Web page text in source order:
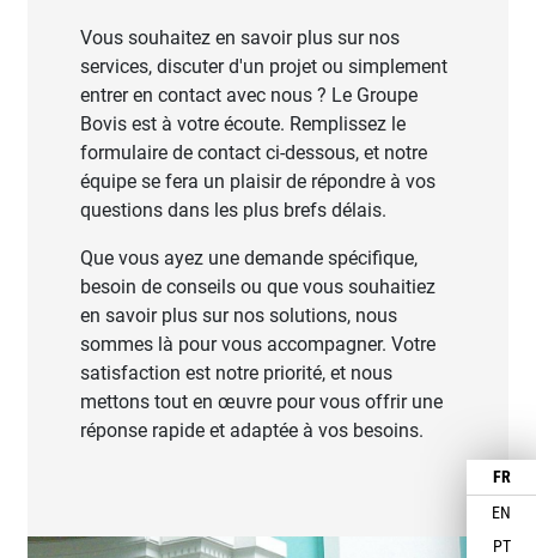
FR
EN
PT
Vous souhaitez en savoir plus sur nos
services, discuter d'un projet ou simplement
entrer en contact avec nous ? Le Groupe
Bovis est à votre écoute. Remplissez le
formulaire de contact ci-dessous, et notre
équipe se fera un plaisir de répondre à vos
questions dans les plus brefs délais.
Que vous ayez une demande spécifique,
besoin de conseils ou que vous souhaitiez
en savoir plus sur nos solutions, nous
sommes là pour vous accompagner. Votre
satisfaction est notre priorité, et nous
mettons tout en œuvre pour vous offrir une
réponse rapide et adaptée à vos besoins.